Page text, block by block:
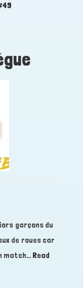
garçons du
de roues car
match… Read